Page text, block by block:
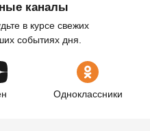
каналы
в курсе свежих
событиях дня.
Одноклассники